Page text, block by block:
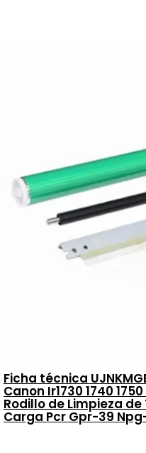
Ficha técnica
Canon Ir1730 1740
Rodillo de Limpieza
Carga Pcr Gpr-39